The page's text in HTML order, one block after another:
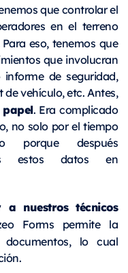
que controlar el
en el terreno
Para eso, tenemos que
que involucran
de seguridad,
de vehículo, etc. Antes,
papel. Era complicado
no solo por el tiempo
porque después
estos datos en
a nuestros técnicos
Forms permite la
lo cual